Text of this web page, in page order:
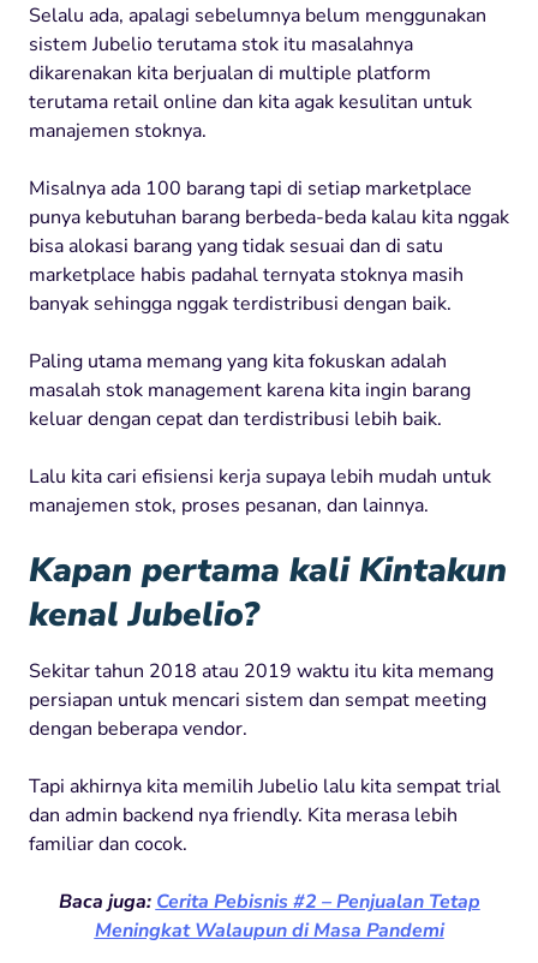
Selalu ada, apalagi sebelumnya belum menggunakan
sistem Jubelio terutama stok itu masalahnya
dikarenakan kita berjualan di multiple platform
terutama retail online dan kita agak kesulitan untuk
manajemen stoknya.
Misalnya ada 100 barang tapi di setiap marketplace
punya kebutuhan barang berbeda-beda kalau kita nggak
bisa alokasi barang yang tidak sesuai dan di satu
marketplace habis padahal ternyata stoknya masih
banyak sehingga nggak terdistribusi dengan baik.
Paling utama memang yang kita fokuskan adalah
masalah stok management karena kita ingin barang
keluar dengan cepat dan terdistribusi lebih baik.
Lalu kita cari efisiensi kerja supaya lebih mudah untuk
manajemen stok, proses pesanan, dan lainnya.
Kapan pertama kali Kintakun
kenal Jubelio?
Sekitar tahun 2018 atau 2019 waktu itu kita memang
persiapan untuk mencari sistem dan sempat meeting
dengan beberapa vendor.
Tapi akhirnya kita memilih Jubelio lalu kita sempat trial
dan admin backend nya friendly. Kita merasa lebih
familiar dan cocok.
Baca juga: Cerita Pebisnis #2 – Penjualan Tetap
Meningkat Walaupun di Masa Pandemi